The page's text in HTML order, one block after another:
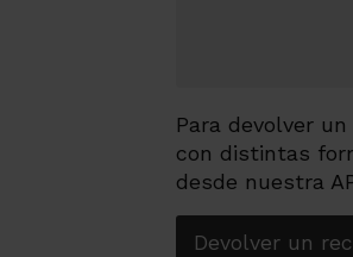
Para devolver
con distintas
desde nuestra
Devolver un